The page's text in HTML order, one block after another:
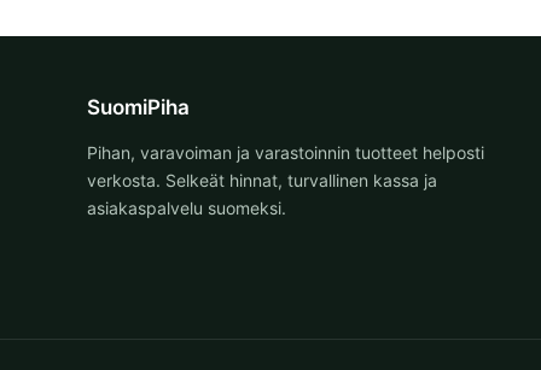
SuomiPiha
Pihan, varavoiman ja varastoinnin tuotteet helposti
verkosta. Selkeät hinnat, turvallinen kassa ja
asiakaspalvelu suomeksi.